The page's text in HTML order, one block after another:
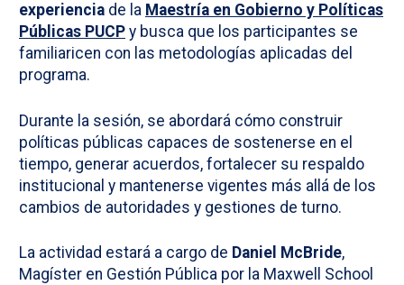
experiencia de la Maestría en Gobierno y Políticas
Públicas PUCP y busca que los participantes se
familiaricen con las metodologías aplicadas del
programa.
Durante la sesión, se abordará cómo construir
políticas públicas capaces de sostenerse en el
tiempo, generar acuerdos, fortalecer su respaldo
institucional y mantenerse vigentes más allá de los
cambios de autoridades y gestiones de turno.
La actividad estará a cargo de Daniel McBride,
Magíster en Gestión Pública por la Maxwell School